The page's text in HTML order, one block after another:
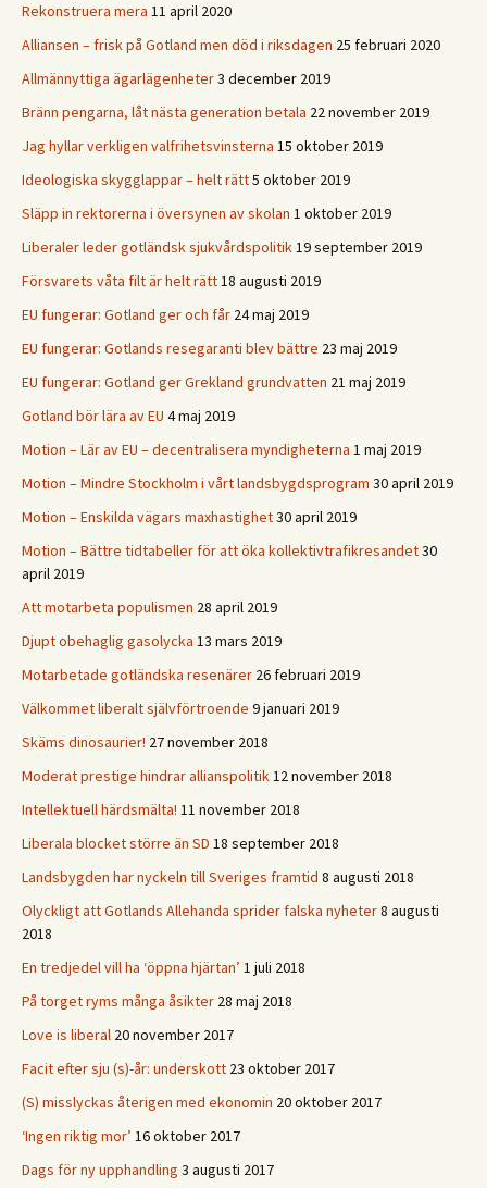
Rekonstruera mera 11 april 2020
Alliansen – frisk på Gotland men död i riksdagen 25 februari 2020
Allmännyttiga ägarlägenheter3 december 2019
Bränn pengarna, låt nästa generation betala 22 november 2019
Jag hyllar verkligen valfrihetsvinsterna 15 oktober 2019
Ideologiska skygglappar – helt rätt5 oktober 2019
Släpp in rektorerna i översynen av skolan 1 oktober 2019
Liberaler leder gotländsk sjukvårdspolitik19 september 2019
Försvarets våta filt är helt rätt18 augusti 2019
EU fungerar: Gotland ger och får 24 maj 2019
EU fungerar: Gotlands resegaranti blev bättre 23 maj 2019
EU fungerar: Gotland ger Grekland grundvatten 21 maj 2019
Gotland bör lära av EU 4 maj 2019
Motion – Lär av EU – decentralisera myndigheterna 1 maj 2019
Motion – Mindre Stockholm i vårt landsbygdsprogram 30 april 2019
Motion – Enskilda vägars maxhastighet30 april 2019
Motion – Bättre tidtabeller för att öka kollektivtrafikresandet30
april 2019
Att motarbeta populismen 28 april 2019
Djupt obehaglig gasolycka 13 mars 2019
Motarbetade gotländska resenärer 26 februari 2019
Välkommet liberalt självförtroende 9 januari 2019
Skäms dinosaurier! 27 november 2018
Moderat prestige hindrar allianspolitik12 november 2018
Intellektuell härdsmälta! 11 november 2018
Liberala blocket större än SD 18 september 2018
Landsbygden har nyckeln till Sveriges framtid 8 augusti 2018
Olyckligt att Gotlands Allehanda sprider falska nyheter8 augusti
2018
En tredjedel vill ha ‘öppna hjärtan’ 1 juli 2018
På torget ryms många åsikter 28 maj 2018
Love is liberal 20 november 2017
Facit efter sju (s)-år: underskott 23 oktober 2017
(S) misslyckas återigen med ekonomin 20 oktober 2017
‘Ingen riktig mor’ 16 oktober 2017
Dags för ny upphandling 3 augusti 2017